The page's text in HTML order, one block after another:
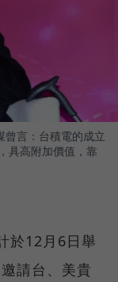
曾言：台積電的成立
具高附加價值，靠
於12月6日舉
請台、美貴